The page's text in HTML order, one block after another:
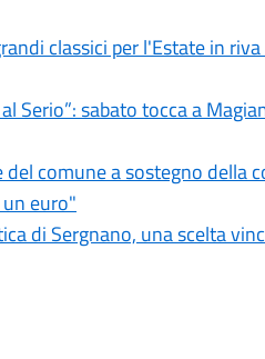
classici per l'Estate in
Serio”: sabato tocca a
del comune a sostegno della
euro"
di Sergnano, una scelta